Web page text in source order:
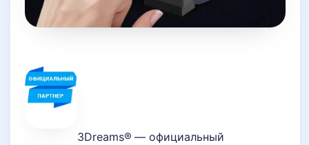
3Dreams® — официальный